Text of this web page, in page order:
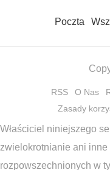
Poczta
RSS O Nas
Zasady
Właściciel niniejszego
zwielokrotnianie ani
rozpowszechnionych w